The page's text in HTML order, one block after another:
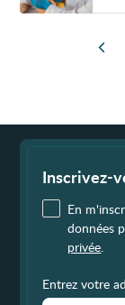
troubles
Page
Inscrivez-
En
données
privée.
Entrez votre